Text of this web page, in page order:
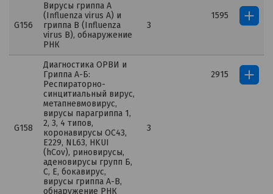
G156
Вирусы гриппа A
(Influenza virus A) и
гриппа B (Influenza
virus B), обнаружение
РНК
3
1595
G158
Диагностика ОРВИ и
Гриппа А-Б:
Респираторно-
синцитиальный вирус,
метапневмовирус,
вирусы парагриппа 1,
2, 3, 4 типов,
коронавирусы ОС43,
Е229, NL63, HKUI
(hCov), риновирусы,
аденовирусы групп Б,
С, Е, бокавирус,
вирусы гриппа А-B,
обнаружение РНК
3
2915